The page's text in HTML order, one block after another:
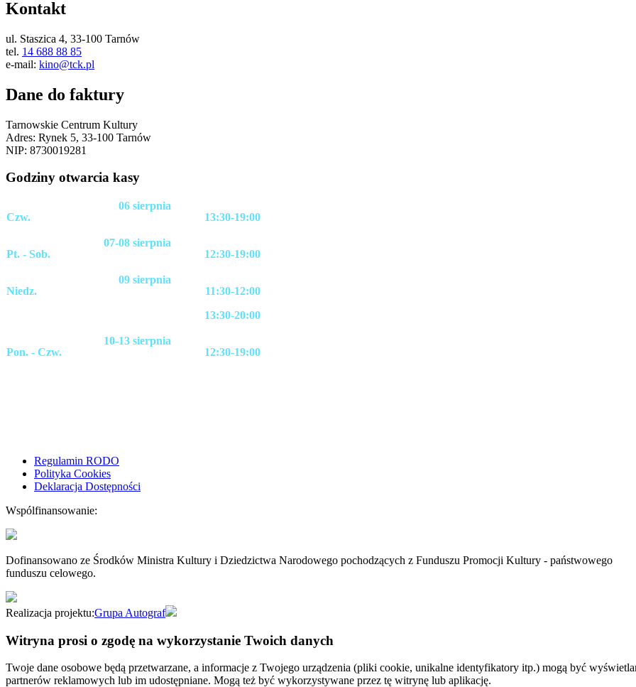
Kontakt
ul. Staszica 4, 33-100 Tarnów
tel. 14 688 88 85
e-mail: kino@tck.pl
Dane do faktury
Tarnowskie Centrum Kultury
Adres: Rynek 5, 33-100 Tarnów
NIP: 8730019281
Godziny otwarcia kasy
Czw.
06 sierpnia
13:30-19:00
Pt. - Sob.
07-08 sierpnia
12:30-19:00
Niedz.
09 sierpnia
11:30-12:00
13:30-20:00
Pon. - Czw.
10-13 sierpnia
12:30-19:00
Regulamin RODO
Polityka Cookies
Deklaracja Dostępności
Wspólfinansowanie:
Dofinansowano ze Środków Ministra Kultury i Dziedzictwa Narodowego pochodzących z Funduszu Promocji Kultury - państwowego
funduszu celowego.
Realizacja projektu:Grupa Autograf
Witryna prosi o zgodę na wykorzystanie Twoich danych
Twoje dane osobowe będą przetwarzane, a informacje z Twojego urządzenia (pliki cookie, unikalne identyfikatory itp.) mogą być
partnerów reklamowych lub im udostępniane. Mogą też być wykorzystywane przez tę witrynę lub aplikację.